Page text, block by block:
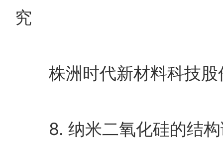
究
株洲时代新材料科技股
8. 纳米二氧化硅的结构